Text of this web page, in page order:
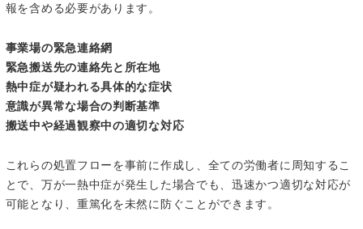
報を含める必要があります。
事業場の緊急連絡網
緊急搬送先の連絡先と所在地
熱中症が疑われる具体的な症状
意識が異常な場合の判断基準
搬送中や経過観察中の適切な対応
これらの処置フローを事前に作成し、全ての労働者に周知するこ
とで、万が一熱中症が発生した場合でも、迅速かつ適切な対応が
可能となり、重篤化を未然に防ぐことができます。